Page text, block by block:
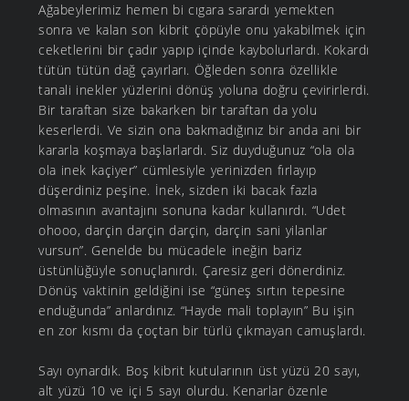
Ağabeylerimiz hemen bi cıgara sarardı yemekten
sonra ve kalan son kibrit çöpüyle onu yakabilmek için
ceketlerini bir çadır yapıp içinde kaybolurlardı. Kokardı
tütün tütün dağ çayırları. Öğleden sonra özellikle
tanali inekler yüzlerini dönüş yoluna doğru çevirirlerdi.
Bir taraftan size bakarken bir taraftan da yolu
keserlerdi. Ve sizin ona bakmadığınız bir anda ani bir
kararla koşmaya başlarlardı. Siz duyduğunuz “ola ola
ola inek kaçiyer” cümlesiyle yerinizden fırlayıp
düşerdiniz peşine. İnek, sizden iki bacak fazla
olmasının avantajını sonuna kadar kullanırdı. “Udet
ohooo, darçin darçin darçin, darçin sani yilanlar
vursun”. Genelde bu mücadele ineğin bariz
üstünlüğüyle sonuçlanırdı. Çaresiz geri dönerdiniz.
Dönüş vaktinin geldiğini ise “güneş sırtın tepesine
enduğunda” anlardınız. “Hayde mali toplayın” Bu işin
en zor kısmı da çoçtan bir türlü çıkmayan camuşlardı.
Sayı oynardık. Boş kibrit kutularının üst yüzü 20 sayı,
alt yüzü 10 ve içi 5 sayı olurdu. Kenarlar özenle